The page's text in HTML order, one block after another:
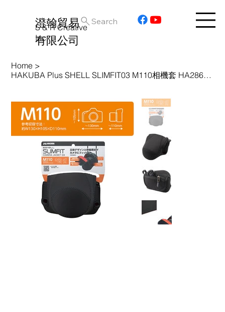
澄翰貿易
有限公司
S & R Creative
Inc.
Search
Home >
HAKUBA Plus SHELL SLIMFIT03 M110相機套 HA286465